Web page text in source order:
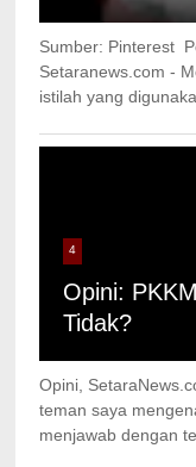
Sumber: Pinterest
Setaranews.com -
istilah yang
4
Opini:
Tidak?
Opini,
teman saya
menjawab dengan